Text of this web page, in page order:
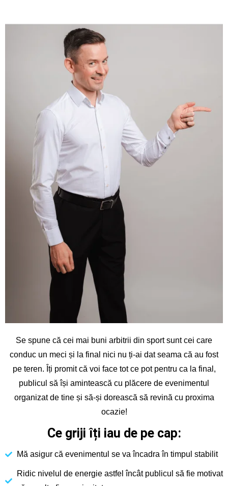
Se spune că cei mai buni arbitrii din sport sunt cei care
conduc un meci și la final nici nu ți-ai dat seama că au fost
pe teren. Îți promit că voi face tot ce pot pentru ca la final,
publicul să își amintească cu plăcere de evenimentul
organizat de tine și să-și dorească să revină cu proxima
ocazie!
Ce griji îți iau de pe cap:
Mă asigur că evenimentul se va încadra în timpul stabilit
Ridic nivelul de energie astfel încât publicul să fie motivat